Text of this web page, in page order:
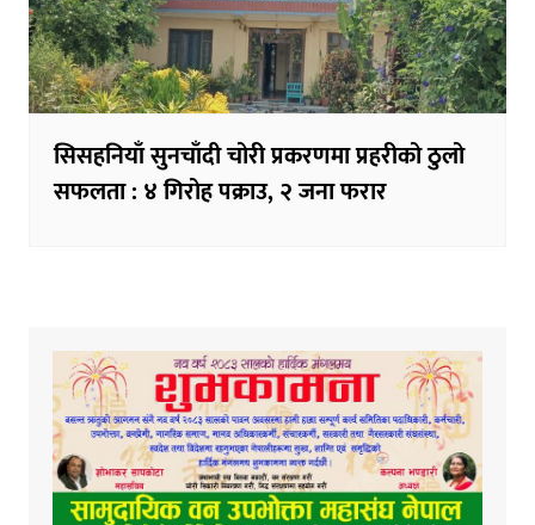
सिसहनियाँ सुनचाँदी चोरी प्रकरणमा प्रहरीको ठुलो
सफलता : ४ गिरोह पक्राउ, २ जना फरार